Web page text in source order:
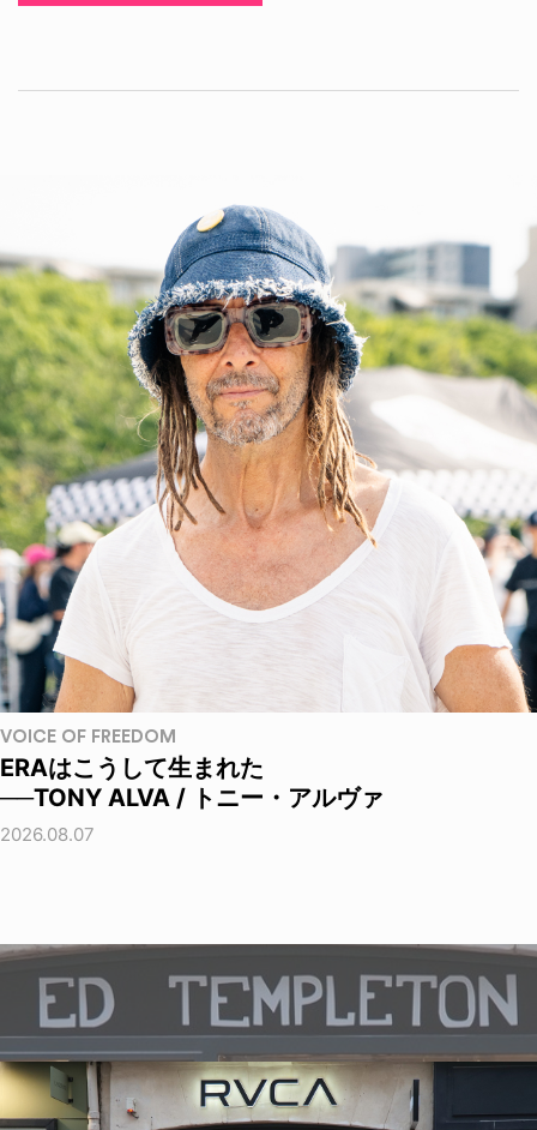
VOICE OF FREEDOM
ERAはこうして生まれた
──TONY ALVA / トニー・アルヴァ
2026.08.07